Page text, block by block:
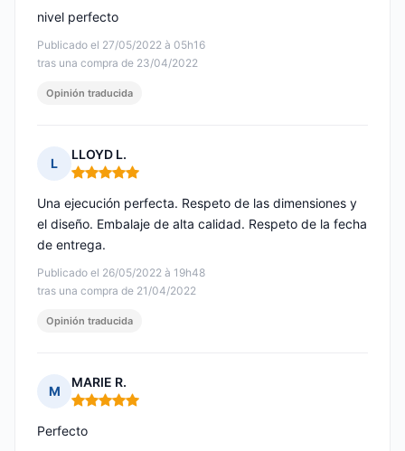
Publicado el 27/05/2022 à 05h16
tras una compra de 23/04/2022
nivel perfecto
Opinión traducida
L
LLOYD L.
Nota: 5 de 5
Publicado el 26/05/2022 à 19h48
tras una compra de 21/04/2022
Una ejecución perfecta. Respeto de las dimensiones y
el diseño. Embalaje de alta calidad. Respeto de la fecha
de entrega.
Opinión traducida
M
MARIE R.
Nota: 5 de 5
Perfecto